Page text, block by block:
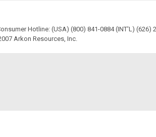
Hotline: (USA) (800) 841-0884 (INT'L) (626)
Arkon Resources, Inc.